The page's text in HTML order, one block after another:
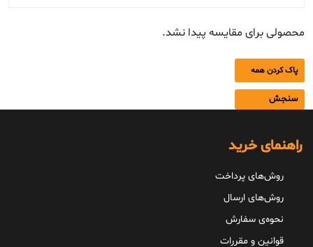
محصولی برای مقایسه پیدا نشد.
پاک کردن همه
سنجش
راهنمای خرید
روش‌های پرداخت
روش‌های ارسال
نحوه‌ی سفارش
قوانین و مقررات